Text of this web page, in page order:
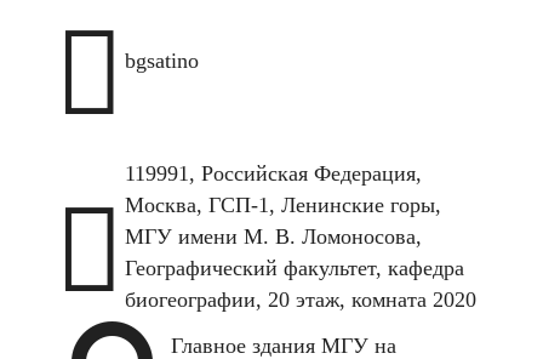
 bgsatino

119991, Российская Федерация,
Москва, ГСП-1, Ленинские горы,
МГУ имени М. В. Ломоносова,
Географический факультет, кафедра
биогеографии, 20 этаж, комната 2020
Главное здания МГУ на